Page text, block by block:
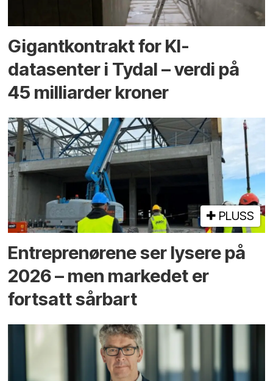
Gigantkontrakt for KI-
datasenter i Tydal – verdi på
45 milliarder kroner
PLUSS
Entreprenørene ser lysere på
2026 – men markedet er
fortsatt sårbart